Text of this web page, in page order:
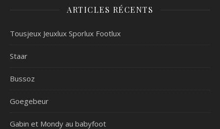
ARTICLES RÉCENTS
Tousjeux Jeuxlux Sporlux Footlux
Staar
Bussoz
Goegebeur
Gabin et Mondy au babyfoot